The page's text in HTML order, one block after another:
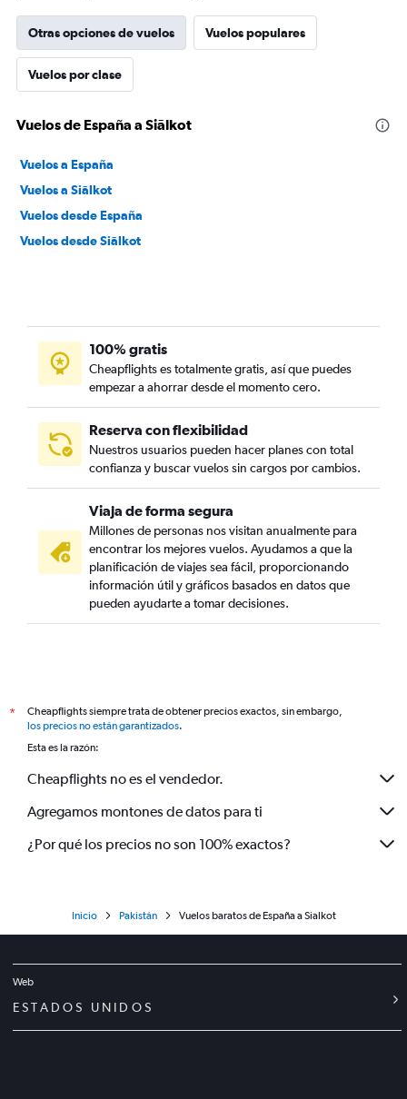
Otras opciones de vuelos Vuelos populares
Vuelos por clase
Vuelos de España a Siālkot
Vuelos a España
Vuelos a Siālkot
Vuelos desde España
Vuelos desde Siālkot
100% gratis
Cheapflights es totalmente gratis, así que puedes
empezar a ahorrar desde el momento cero.
Reserva con flexibilidad
Nuestros usuarios pueden hacer planes con total
confianza y buscar vuelos sin cargos por cambios.
Viaja de forma segura
Millones de personas nos visitan anualmente para
encontrar los mejores vuelos. Ayudamos a que la
planificación de viajes sea fácil, proporcionando
información útil y gráficos basados en datos que
pueden ayudarte a tomar decisiones.
*
Cheapflights siempre trata de obtener precios exactos, sin embargo,
los precios no están garantizados.
Esta es la razón:
Cheapflights no es el vendedor.
Agregamos montones de datos para ti
¿Por qué los precios no son 100% exactos?
Inicio Pakistán Vuelos baratos de España a Sialkot
Web
ESTADOS UNIDOS